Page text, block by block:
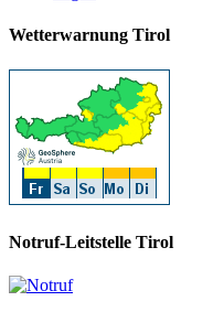
Wetterwarnung Tirol
Notruf-Leitstelle Tirol